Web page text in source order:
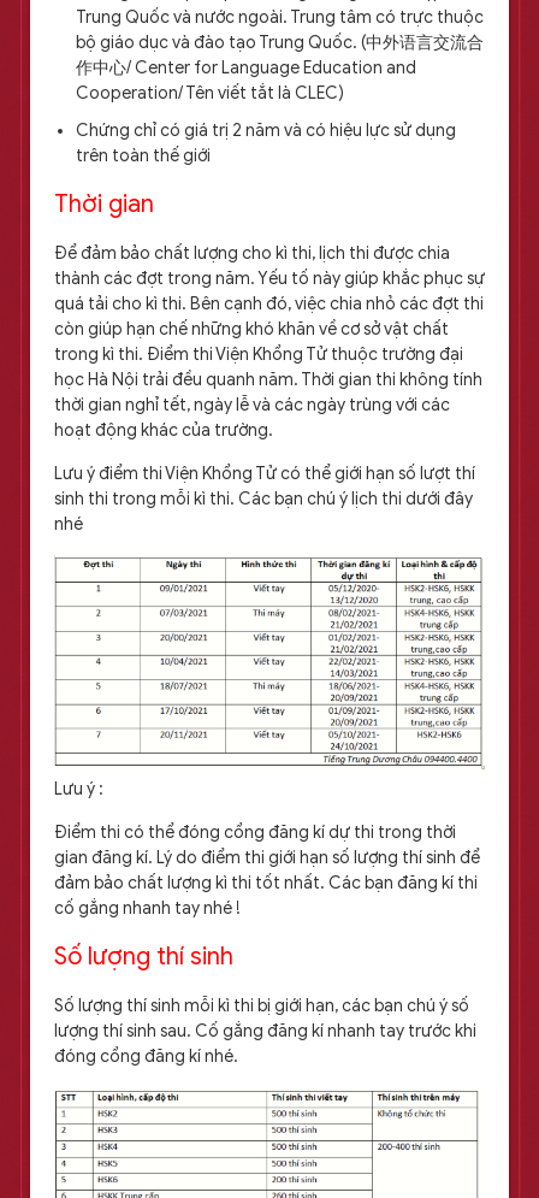
Trung Quốc và nước ngoài. Trung tâm có trực thuộc
bộ giáo dục và đào tạo Trung Quốc. (中外语言交流合
作中心/ Center for Language Education and
Cooperation/ Tên viết tắt là CLEC)
Chứng chỉ có giá trị 2 năm và có hiệu lực sử dụng
trên toàn thế giới
Thời gian
Để đảm bảo chất lượng cho kì thi, lịch thi được chia
thành các đợt trong năm. Yếu tố này giúp khắc phục sự
quá tải cho kì thi. Bên cạnh đó, việc chia nhỏ các đợt thi
còn giúp hạn chế những khó khăn về cơ sở vật chất
trong kì thi. Điểm thi Viện Khổng Tử thuộc trường đại
học Hà Nội trải đều quanh năm. Thời gian thi không tính
thời gian nghỉ tết, ngày lễ và các ngày trùng với các
hoạt động khác của trường.
Lưu ý điểm thi Viện Khổng Tử có thể giới hạn số lượt thí
sinh thi trong mỗi kì thi. Các bạn chú ý lịch thi dưới đây
nhé
Lưu ý :
Điểm thi có thể đóng cổng đăng kí dự thi trong thời
gian đăng kí. Lý do điểm thi giới hạn số lượng thí sinh để
đảm bảo chất lượng kì thi tốt nhất. Các bạn đăng kí thi
cố gắng nhanh tay nhé !
Số lượng thí sinh
Số lượng thí sinh mỗi kì thi bị giới hạn, các bạn chú ý số
lượng thí sinh sau. Cố gắng đăng kí nhanh tay trước khi
đóng cổng đăng kí nhé.